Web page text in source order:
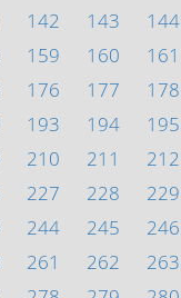
142 143 144
159 160 161
176 177 178
193 194 195
210 211 212
227 228 229
244 245 246
261 262 263